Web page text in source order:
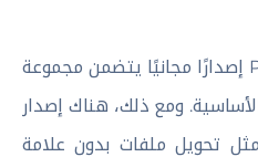
نعم، يوفر برنامج PDF Candy إصدارًا مجانيًا يتضمن مجموعة
ومع ذلك، هناك إصدار
تحويل ملفات بدون علامة